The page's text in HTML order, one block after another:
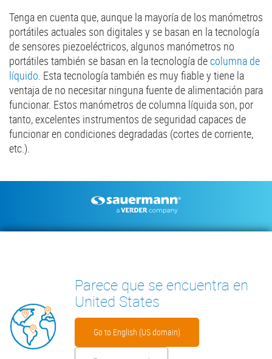
Tenga en cuenta que, aunque la mayoría de los manómetros
portátiles actuales son digitales y se basan en la tecnología
de sensores piezoeléctricos, algunos manómetros no
portátiles también se basan en la tecnología decolumna de
líquido. Esta tecnología también es muy fiable y tiene la
ventaja de no necesitar ninguna fuente de alimentación para
funcionar. Estos manómetros de columna líquida son, por
tanto, excelentes instrumentos de seguridad capaces de
funcionar en condiciones degradadas (cortes de corriente,
etc.).
Footer
BOMBAS DE CONDENSADOS
INSTRUMENTOS DE MEDICIÓN
Parece que se encuentra en
United States
Go to English (US domain)